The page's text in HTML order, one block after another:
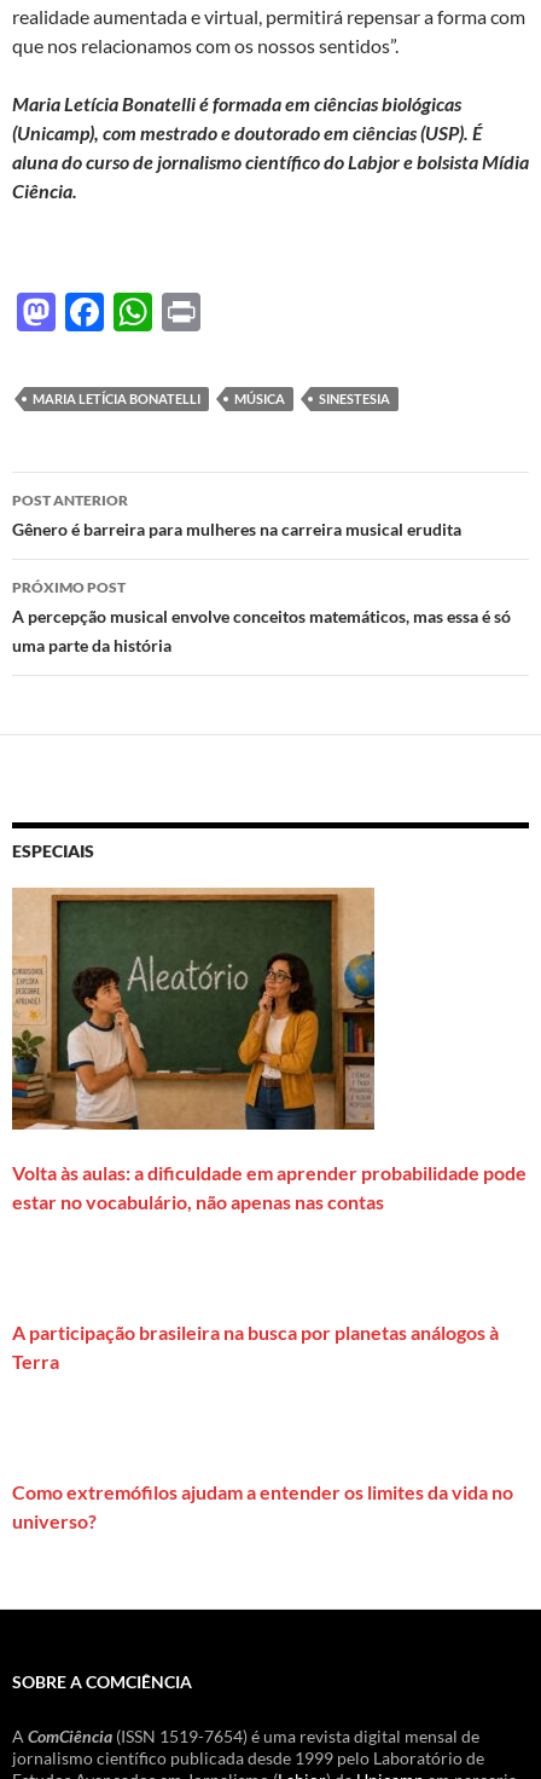
realidade aumentada e virtual, permitirá repensar a forma com
que nos relacionamos com os nossos sentidos”.
Maria Letícia Bonatellié formada em ciências biológicas
(Unicamp), com mestrado e doutorado em ciências (USP). É
aluna do curso de jornalismo científico do Labjor e bolsista Mídia
Ciência.
M
to
d
o
n
F
e
b
o
o
k
W
at
s
A
p
nt
MARIA LETÍCIA BONATELLI MÚSICA SINESTESIA
Navegação
de
posts
POST ANTERIOR
Gênero é barreira para mulheres na carreira musical erudita
PRÓXIMO POST
A percepção musical envolve conceitos matemáticos, mas essa é só
uma parte da história
ESPECIAIS
Volta às aulas: a dificuldade em aprender probabilidade pode
estar no vocabulário, não apenas nas contas
A participação brasileira na busca por planetas análogos à
Terra
Como extremófilos ajudam a entender os limites da vida no
universo?
SOBRE A COMCIÊNCIA
A ComCiência (ISSN 1519-7654) é uma revista digital mensal de
jornalismo científico publicada desde 1999 pelo Laboratório de